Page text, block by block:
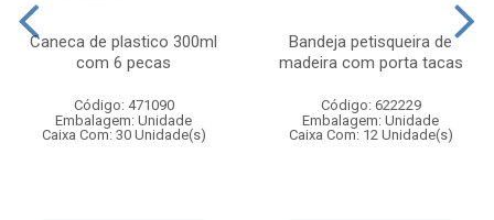
Caneca de plastico 300ml
com 6 pecas
Código: 471090
Embalagem: Unidade
Caixa Com: 30 Unidade(s)
Bandeja petisqueira de
madeira com porta tacas
Código: 622229
Embalagem: Unidade
Caixa Com: 12 Unidade(s)